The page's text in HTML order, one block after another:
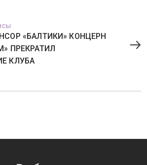
«БАЛТИКИ» КОНЦЕРН
ПРЕКРАТИЛ
КЛУБА